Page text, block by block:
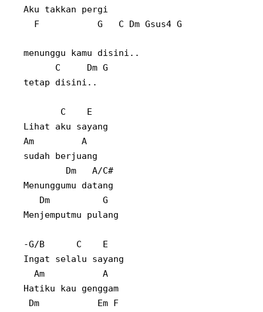
Aku takkan pergi
F
G C Dm Gsus4 G
menunggu kamu disini..
C
Dm G
tetap disini..
C
E
Lihat aku sayang
Am
A
sudah berjuang
Dm
A/C#
Menunggumu datang
Dm
G
Menjemputmu pulang
-G/B C
E
Ingat selalu sayang
Am
A
Hatiku kau genggam
Dm
Em F